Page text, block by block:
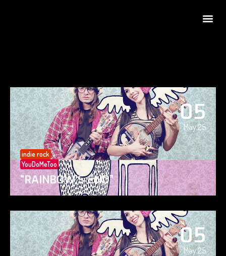
05
May 25
indie rock
YouDoMeToo
“RAINBOW’S END”
05
May 25